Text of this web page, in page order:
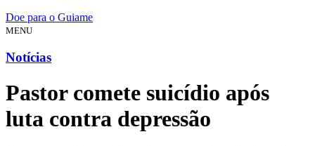
Doe para o Guiame
MENU
Notícias
Pastor comete suicídio após
luta contra depressão